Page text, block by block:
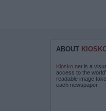
ABOUT
Kiosko.net is a
access to the
readable image
each newspaper.